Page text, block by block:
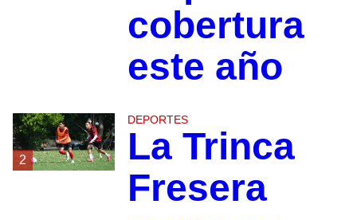
cobertura
este año
2
DEPORTES
La Trinca
Fresera